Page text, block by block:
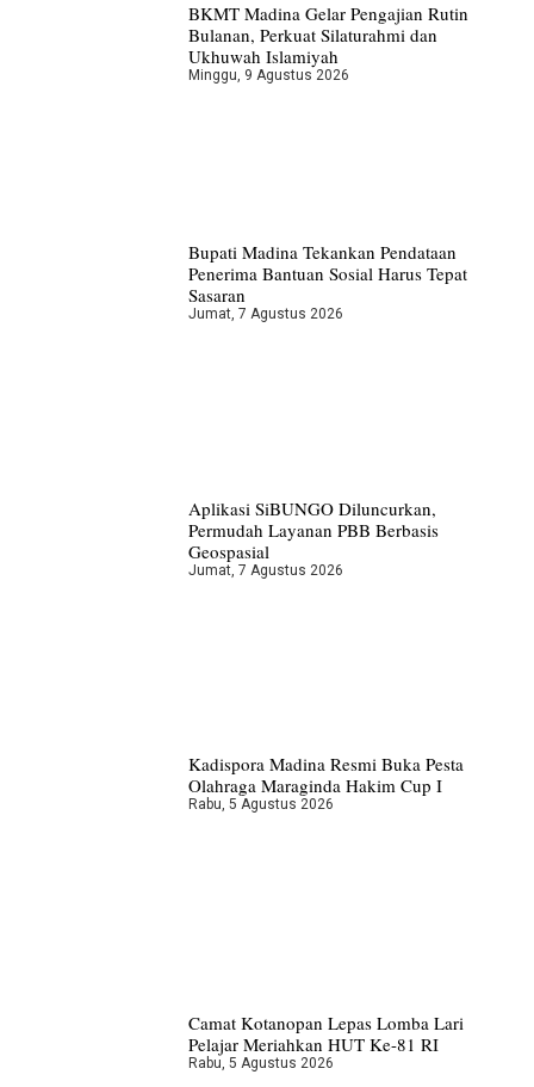
BKMT Madina Gelar Pengajian Rutin
Bulanan, Perkuat Silaturahmi dan
Ukhuwah Islamiyah
Minggu, 9 Agustus 2026
Bupati Madina Tekankan Pendataan
Penerima Bantuan Sosial Harus Tepat
Sasaran
Jumat, 7 Agustus 2026
Aplikasi SiBUNGO Diluncurkan,
Permudah Layanan PBB Berbasis
Geospasial
Jumat, 7 Agustus 2026
Kadispora Madina Resmi Buka Pesta
Olahraga Maraginda Hakim Cup I
Rabu, 5 Agustus 2026
Camat Kotanopan Lepas Lomba Lari
Pelajar Meriahkan HUT Ke-81 RI
Rabu, 5 Agustus 2026